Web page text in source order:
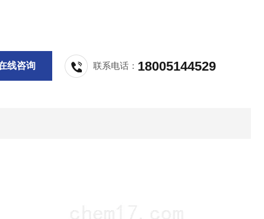
线咨询 联系电话： 18005144529